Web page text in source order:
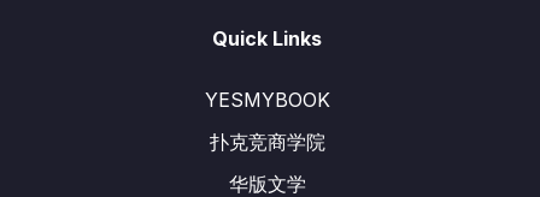
Quick Links
YESMYBOOK
扑克竞商学院
华版文学